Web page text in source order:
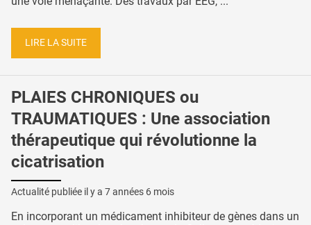
LIRE LA SUITE
PLAIES CHRONIQUES ou
TRAUMATIQUES : Une association
thérapeutique qui révolutionne la
cicatrisation
Actualité publiée il y a 7 années 6 mois
En incorporant un médicament inhibiteur de gènes dans un